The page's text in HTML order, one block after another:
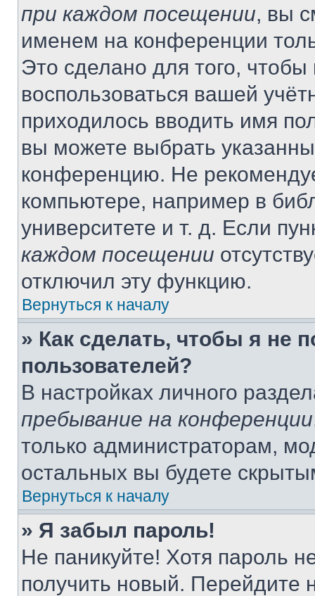
при каждом посещении, вы
именем на конференции
Это сделано для того, чтобы
воспользоваться вашей
приходилось вводить имя
вы можете выбрать
конференцию. Не
компьютере, например в
университете и т. д. Если
каждом посещении
отключил эту функцию.
Вернуться к началу
» Как сделать, чтобы я не
пользователей?
В настройках личного
пребывание на конференции
только администраторам,
остальных вы будете
Вернуться к началу
» Я забыл пароль!
Не паникуйте! Хотя пароль
получить новый. Перейдите